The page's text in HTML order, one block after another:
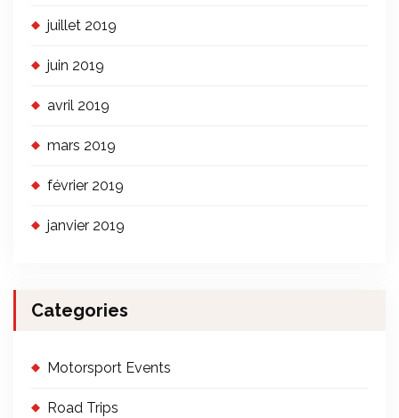
juillet 2019
juin 2019
avril 2019
mars 2019
février 2019
janvier 2019
Categories
Motorsport Events
Road Trips